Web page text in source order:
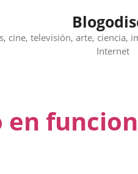
cine, televisión, arte,
Internet
en